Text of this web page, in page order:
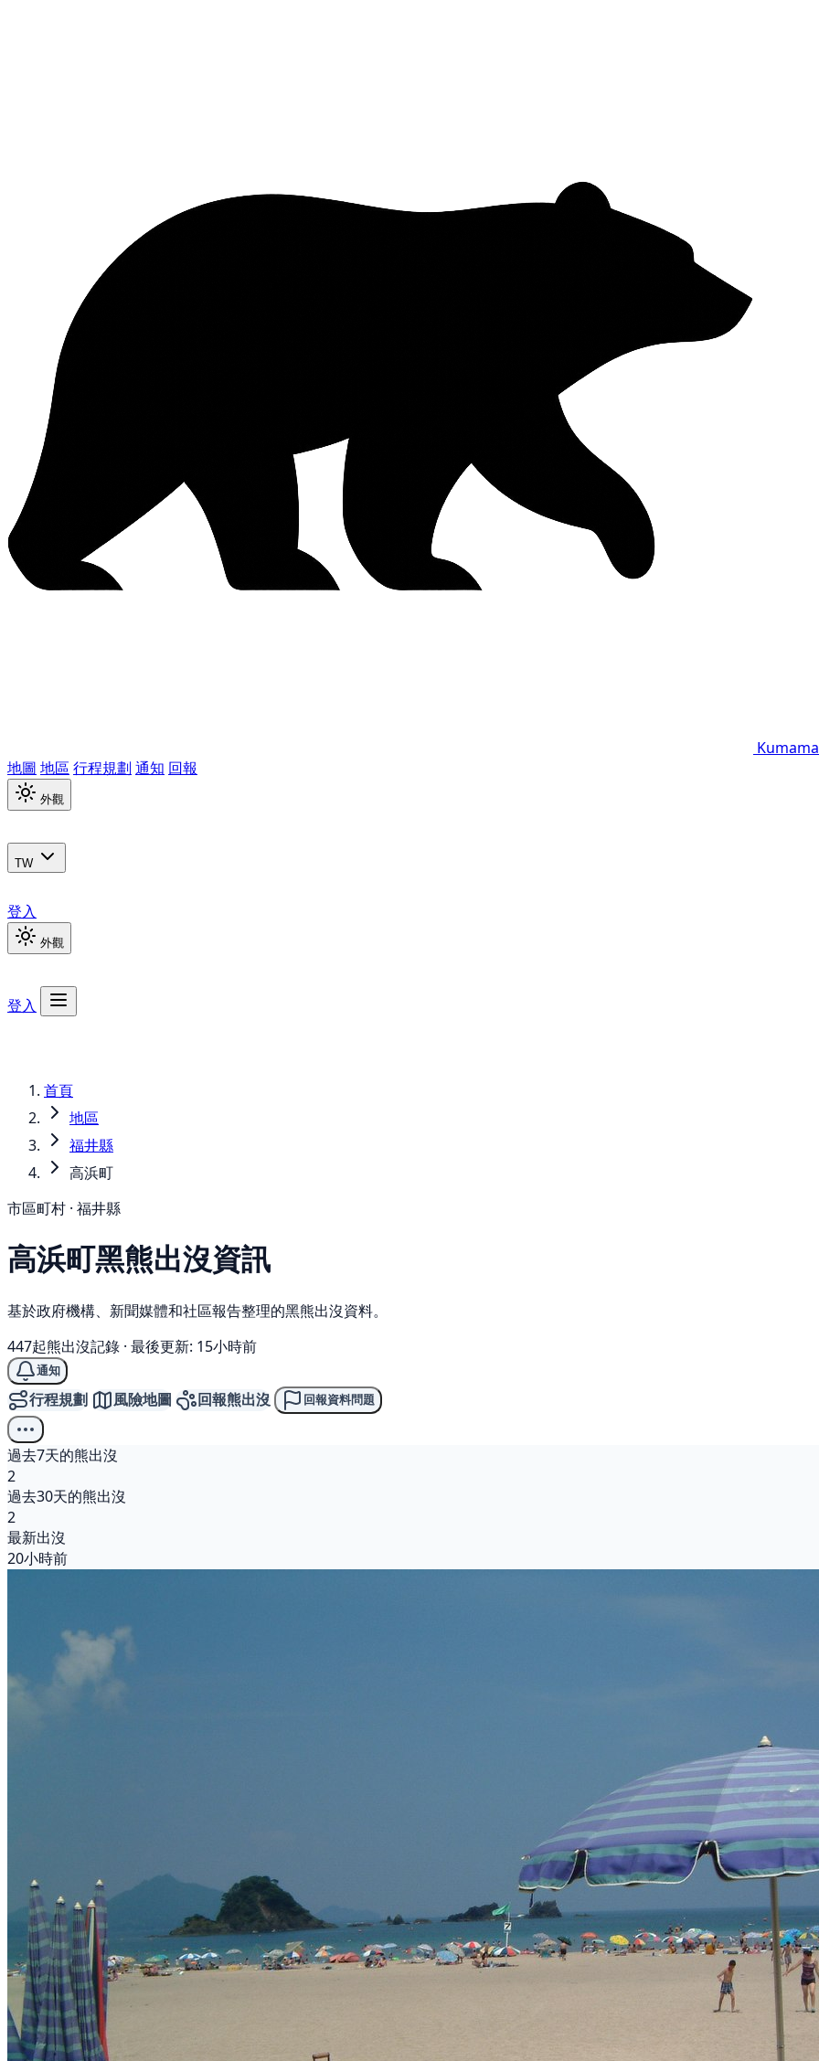
地圖 地區 行程規劃 通知 回報
外觀
TW
登入
外觀
登入
首頁
地區
福井縣
高浜町
市區町村 · 福井縣
高浜町黑熊出沒資訊
基於政府機構、新聞媒體和社區報告整理的黑熊出沒資料。
447起熊出沒記錄 · 最後更新: 15小時前
通知
行程規劃 風險地圖 回報熊出沒 回報資料問題
過去7天的熊出沒
2
過去30天的熊出沒
2
最新出沒
20小時前